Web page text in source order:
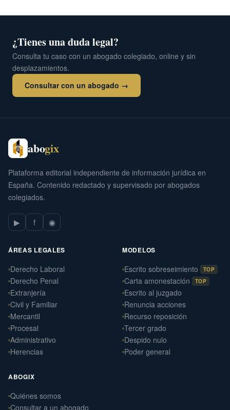
¿Tienes una duda legal?
Consulta tu caso con un abogado colegiado, online y sin
desplazamientos.
Consultar con un abogado →
abogix
Plataforma editorial independiente de información jurídica en
España. Contenido redactado y supervisado por abogados
colegiados.
▶ f ◉
ÁREAS LEGALES
Derecho Laboral
Derecho Penal
Extranjería
Civil y Familiar
Mercantil
Procesal
Administrativo
Herencias
MODELOS
Escrito sobreseimiento TOP
Carta amonestación TOP
Escrito al juzgado
Renuncia acciones
Recurso reposición
Tercer grado
Despido nulo
Poder general
ABOGIX
Quiénes somos
Consultar a un abogado
Daniel Ramos Illanes